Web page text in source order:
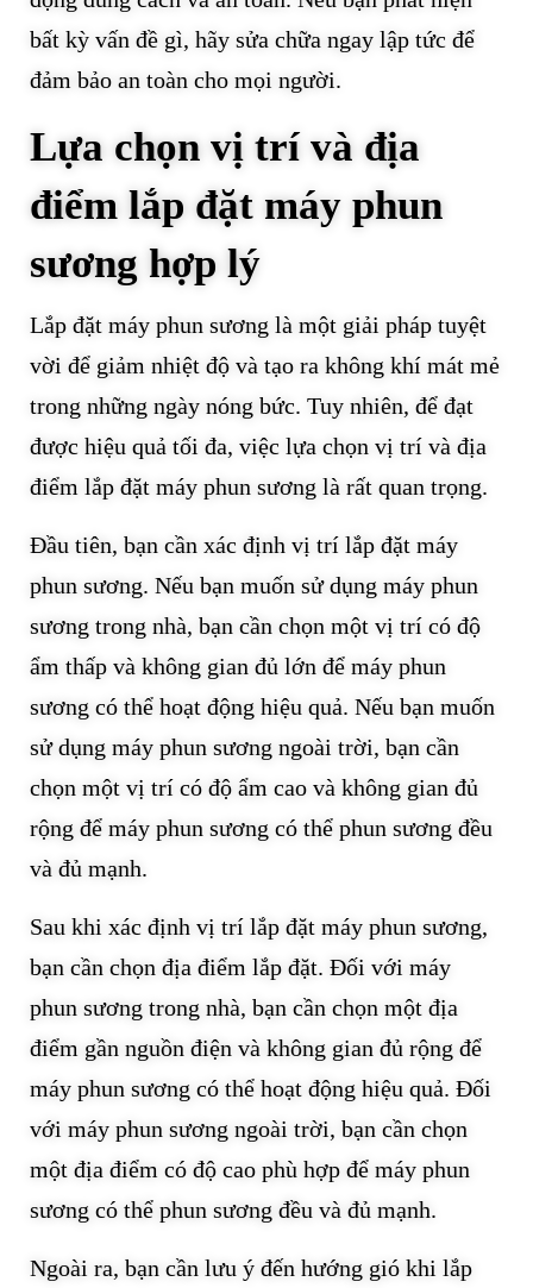
bất kỳ vấn đề gì, hãy sửa chữa ngay lập tức để
đảm bảo an toàn cho mọi người.
Lựa chọn vị trí và địa
điểm lắp đặt máy phun
sương hợp lý
Lắp đặt máy phun sương là một giải pháp tuyệt
vời để giảm nhiệt độ và tạo ra không khí mát mẻ
trong những ngày nóng bức. Tuy nhiên, để đạt
được hiệu quả tối đa, việc lựa chọn vị trí và địa
điểm lắp đặt máy phun sương là rất quan trọng.
Đầu tiên, bạn cần xác định vị trí lắp đặt máy
phun sương. Nếu bạn muốn sử dụng máy phun
sương trong nhà, bạn cần chọn một vị trí có độ
ẩm thấp và không gian đủ lớn để máy phun
sương có thể hoạt động hiệu quả. Nếu bạn muốn
sử dụng máy phun sương ngoài trời, bạn cần
chọn một vị trí có độ ẩm cao và không gian đủ
rộng để máy phun sương có thể phun sương đều
và đủ mạnh.
Sau khi xác định vị trí lắp đặt máy phun sương,
bạn cần chọn địa điểm lắp đặt. Đối với máy
phun sương trong nhà, bạn cần chọn một địa
điểm gần nguồn điện và không gian đủ rộng để
máy phun sương có thể hoạt động hiệu quả. Đối
với máy phun sương ngoài trời, bạn cần chọn
một địa điểm có độ cao phù hợp để máy phun
sương có thể phun sương đều và đủ mạnh.
Ngoài ra, bạn cần lưu ý đến hướng gió khi lắp